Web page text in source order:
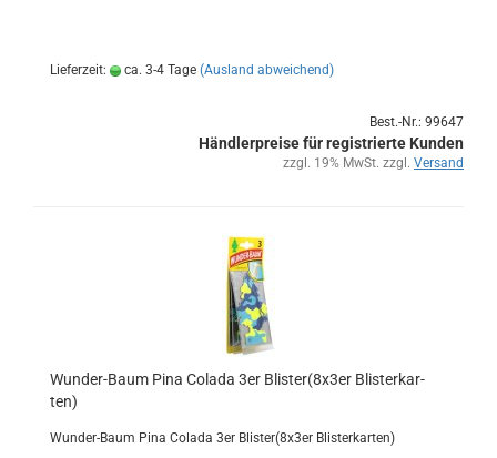
Lieferzeit: ca. 3-4 Tage (Ausland abweichend)
Best.-Nr.: 99647
Händlerpreise für registrierte Kunden
zzgl. 19% MwSt. zzgl. Versand
Wunder-​​Baum Pina Co­la­da 3er Blis­ter(8x3er Blis­ter­kar­
ten)
Wunder-​Baum Pina Co­la­da 3er Blis­ter(8x3er Blis­ter­kar­ten)